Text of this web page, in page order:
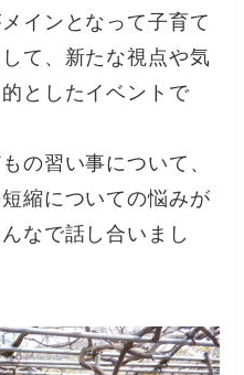
インとなって子育て
て、新たな視点や気
としたイベントで
の習い事について、
縮についての悩みが
なで話し合いまし